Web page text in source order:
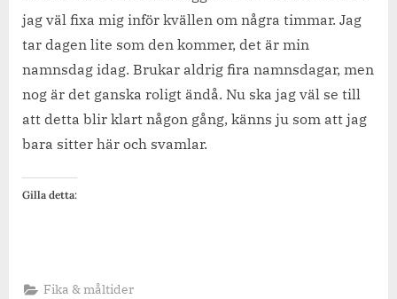
jag väl fixa mig inför kvällen om några timmar. Jag
tar dagen lite som den kommer, det är min
namnsdag idag. Brukar aldrig fira namnsdagar, men
nog är det ganska roligt ändå. Nu ska jag väl se till
att detta blir klart någon gång, känns ju som att jag
bara sitter här och svamlar.
Gilla detta:
Fika & måltider